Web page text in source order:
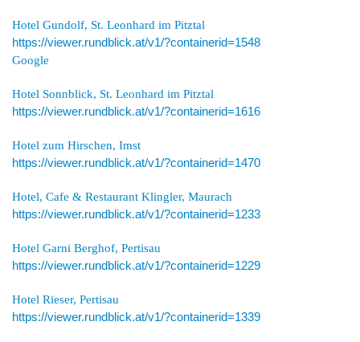
Hotel Gundolf, St. Leonhard im Pitztal
https://viewer.rundblick.at/v1/?containerid=1548
Google
Hotel Sonnblick, St. Leonhard im Pitztal
https://viewer.rundblick.at/v1/?containerid=1616
Hotel zum Hirschen, Imst
https://viewer.rundblick.at/v1/?containerid=1470
Hotel, Cafe & Restaurant Klingler, Maurach
https://viewer.rundblick.at/v1/?containerid=1233
Hotel Garni Berghof, Pertisau
https://viewer.rundblick.at/v1/?containerid=1229
Hotel Rieser, Pertisau
https://viewer.rundblick.at/v1/?containerid=1339